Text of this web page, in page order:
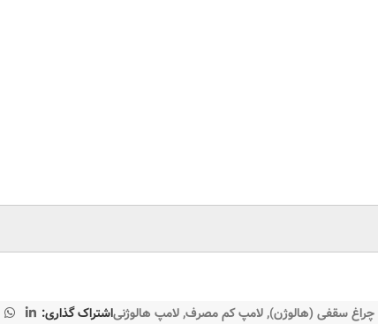
چراغ سقفی (هالوژن), لامپ کم مصرف, لامپ هالوژنیاشتراک گذاری: